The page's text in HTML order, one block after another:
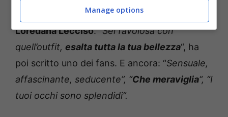
sottolineato la suasomiglianza
Loredana Lecciso. “Sei favolosa con
quell’outfit, esalta tutta la tua bellezza“, ha
poi scritto uno dei fans. E ancora: “Sensuale,
affascinante, seducente”, “Che meraviglia“, “I
tuoi occhi sono splendidi”.
Manage options